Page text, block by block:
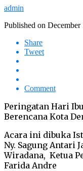
admin
Published on December
Share
Tweet
Comment
Peringatan Hari
Berencana Kota
Acara ini dibuka
Ny. Sagung Antari
Wiradana, Ketua
Farida Andre